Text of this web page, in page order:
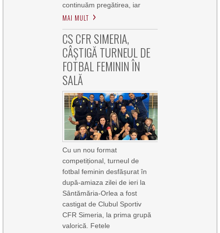
continuăm pregătirea, iar
MAI MULT
CS CFR SIMERIA,
CÂȘTIGĂ TURNEUL DE
FOTBAL FEMININ ÎN
SALĂ
Cu un nou format
competițional, turneul de
fotbal feminin desfășurat în
după-amiaza zilei de ieri la
Sântămăria-Orlea a fost
castigat de Clubul Sportiv
CFR Simeria, la prima grupă
valorică. Fetele